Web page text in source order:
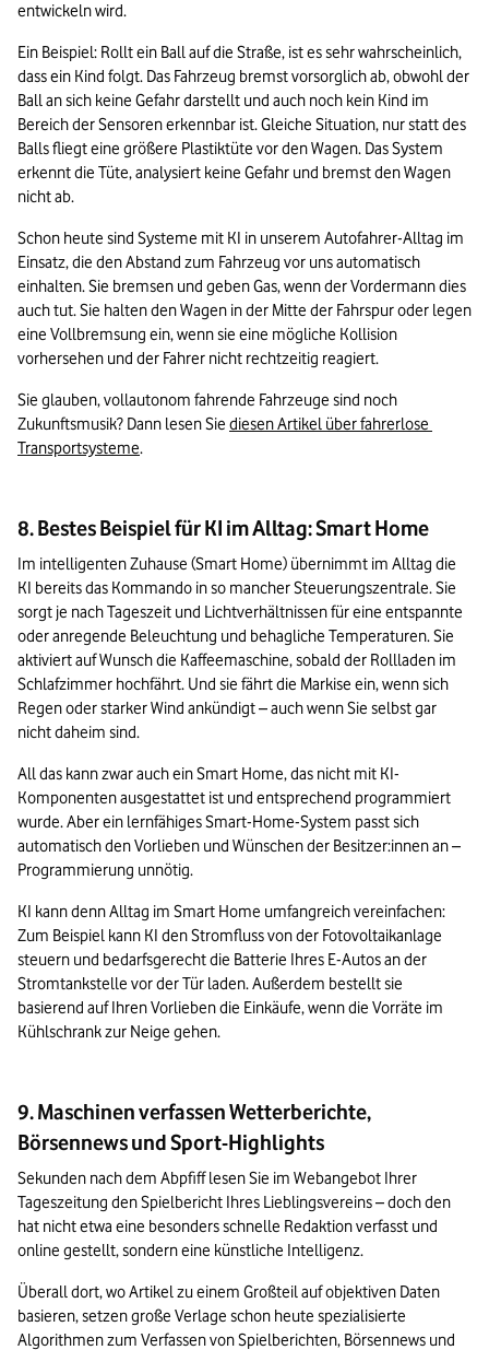
entwickeln wird.
Ein Beispiel: Rollt ein Ball auf die Straße, ist es sehr wahrscheinlich,
dass ein Kind folgt. Das Fahrzeug bremst vorsorglich ab, obwohl der
Ball an sich keine Gefahr darstellt und auch noch kein Kind im
Bereich der Sensoren erkennbar ist. Gleiche Situation, nur statt des
Balls fliegt eine größere Plastiktüte vor den Wagen. Das System
erkennt die Tüte, analysiert keine Gefahr und bremst den Wagen
nicht ab.
Schon heute sind Systeme mit KI in unserem Autofahrer-Alltag im
Einsatz, die den Abstand zum Fahrzeug vor uns automatisch
einhalten. Sie bremsen und geben Gas, wenn der Vordermann dies
auch tut. Sie halten den Wagen in der Mitte der Fahrspur oder legen
eine Vollbremsung ein, wenn sie eine mögliche Kollision
vorhersehen und der Fahrer nicht rechtzeitig reagiert.
Sie glauben, vollautonom fahrende Fahrzeuge sind noch
Zukunftsmusik? Dann lesen Sie diesen Artikel über fahrerlose
Transportsysteme.
8. Bestes Beispiel für KI im Alltag: Smart Home
Im intelligenten Zuhause (Smart Home) übernimmt im Alltag die
KI bereits das Kommando in so mancher Steuerungszentrale. Sie
sorgt je nach Tageszeit und Lichtverhältnissen für eine entspannte
oder anregende Beleuchtung und behagliche Temperaturen. Sie
aktiviert auf Wunsch die Kaffeemaschine, sobald der Rollladen im
Schlafzimmer hochfährt. Und sie fährt die Markise ein, wenn sich
Regen oder starker Wind ankündigt – auch wenn Sie selbst gar
nicht daheim sind.
All das kann zwar auch ein Smart Home, das nicht mit KI-
Komponenten ausgestattet ist und entsprechend programmiert
wurde. Aber ein lernfähiges Smart-Home-System passt sich
automatisch den Vorlieben und Wünschen der Besitzer:innen an –
Programmierung unnötig.
KI kann denn Alltag im Smart Home umfangreich vereinfachen:
Zum Beispiel kann KI den Stromfluss von der Fotovoltaikanlage
steuern und bedarfsgerecht die Batterie Ihres E-Autos an der
Stromtankstelle vor der Tür laden. Außerdem bestellt sie
basierend auf Ihren Vorlieben die Einkäufe, wenn die Vorräte im
Kühlschrank zur Neige gehen.
9. Maschinen verfassen Wetterberichte,
Börsennews und Sport-Highlights
Sekunden nach dem Abpfiff lesen Sie im Webangebot Ihrer
Tageszeitung den Spielbericht Ihres Lieblingsvereins – doch den
hat nicht etwa eine besonders schnelle Redaktion verfasst und
online gestellt, sondern eine künstliche Intelligenz.
Überall dort, wo Artikel zu einem Großteil auf objektiven Daten
basieren, setzen große Verlage schon heute spezialisierte
Algorithmen zum Verfassen von Spielberichten, Börsennews und